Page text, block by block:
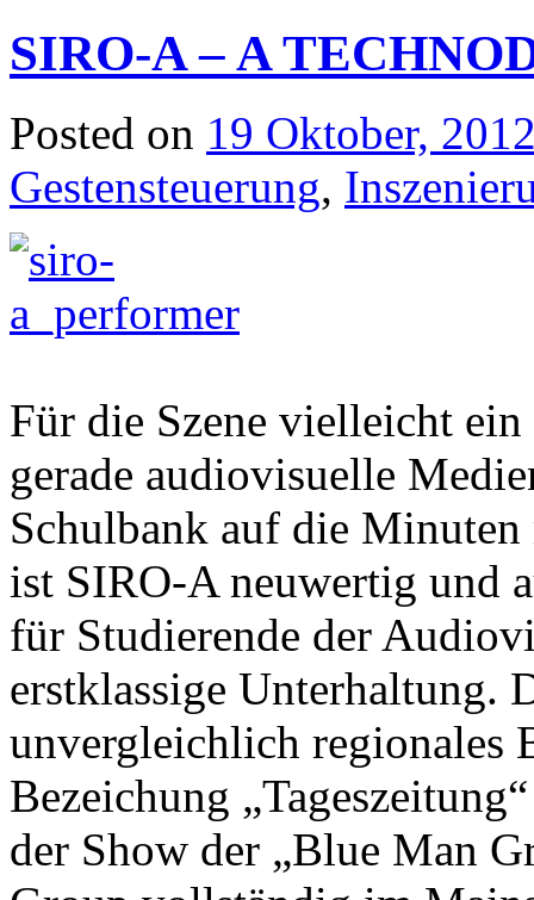
SIRO-A – A
Posted on 19 Oktober,
Gestensteuerung,
Für die Szene vielleicht
gerade audiovisuelle
Schulbank auf die
ist SIRO-A neuwertig und
für Studierende der
erstklassige Unterhaltung.
unvergleichlich regionales
Bezeichung
der Show der „Blue Man